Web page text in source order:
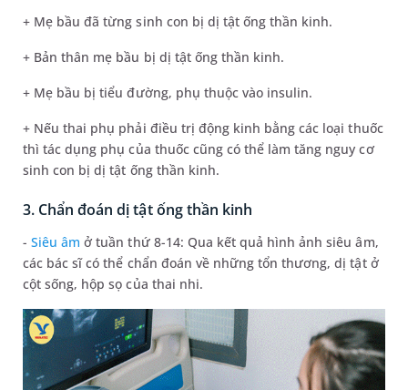
+ Mẹ bầu đã từng sinh con bị dị tật ống thần kinh.
+ Bản thân mẹ bầu bị dị tật ống thần kinh.
+ Mẹ bầu bị tiểu đường, phụ thuộc vào insulin.
+ Nếu thai phụ phải điều trị động kinh bằng các loại thuốc
thì tác dụng phụ của thuốc cũng có thể làm tăng nguy cơ
sinh con bị dị tật ống thần kinh.
3. Chẩn đoán dị tật ống thần kinh
-Siêu âm ở tuần thứ 8-14: Qua kết quả hình ảnh siêu âm,
các bác sĩ có thể chẩn đoán về những tổn thương, dị tật ở
cột sống, hộp sọ của thai nhi.